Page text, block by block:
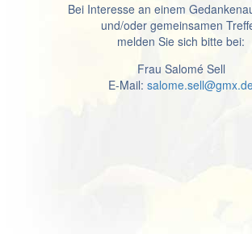
Bei Interesse an einem
und/oder gemeinsamen
melden Sie sich bitte bei:
Frau Salomé Sell
E-Mail: